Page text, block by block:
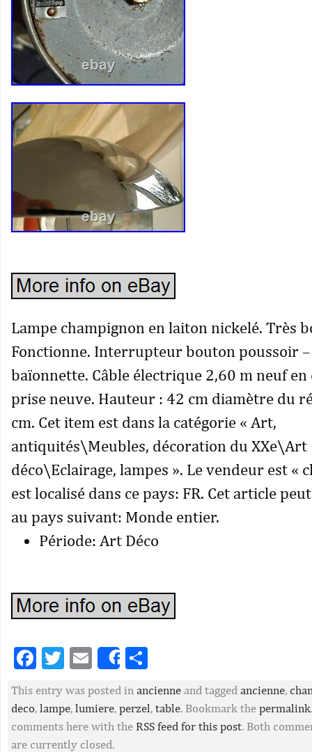
Lampe champignon en laiton nickelé. Très
Fonctionne. Interrupteur bouton poussoir
baïonnette. Câble électrique 2,60 m neuf en
prise neuve. Hauteur : 42 cm diamètre du
cm. Cet item est dans la catégorie « Art,
antiquités\Meubles, décoration du XXe\Art
déco\Eclairage, lampes ». Le vendeur est «
est localisé dans ce pays: FR. Cet article
au pays suivant: Monde entier.
Période: Art Déco
Facebook
Twitter
EmailShare
This entry was posted in ancienne and tagged ancienne,
deco, lampe, lumiere, perzel, table. Bookmark the permalink
comments here with the RSS feed for this post. Both
are currently closed.